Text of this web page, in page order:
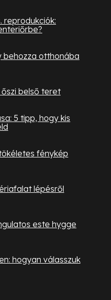
reprodukciók:
behozza otthonába
belső teret
5 tipp, hogy kis
fénykép
lépésről
este hygge
hogyan válasszuk